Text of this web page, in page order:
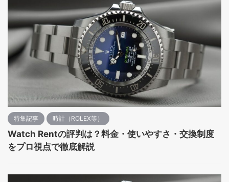
特集記事 時計（ROLEX等）
Watch Rentの評判は？料金・使いやすさ・交換制度
をプロ視点で徹底解説